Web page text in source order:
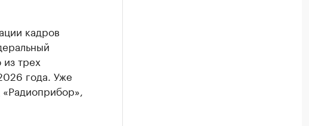
кадров
трех
года. Уже